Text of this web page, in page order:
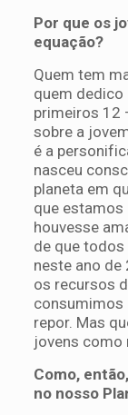
Por que os
equação?
Quem tem
quem
primeiros 12
sobre a
é a
nasceu
planeta em
que estamos
houvesse
de que
neste ano
os recursos
consumimos
repor. Mas
jovens como
Como,
no nosso